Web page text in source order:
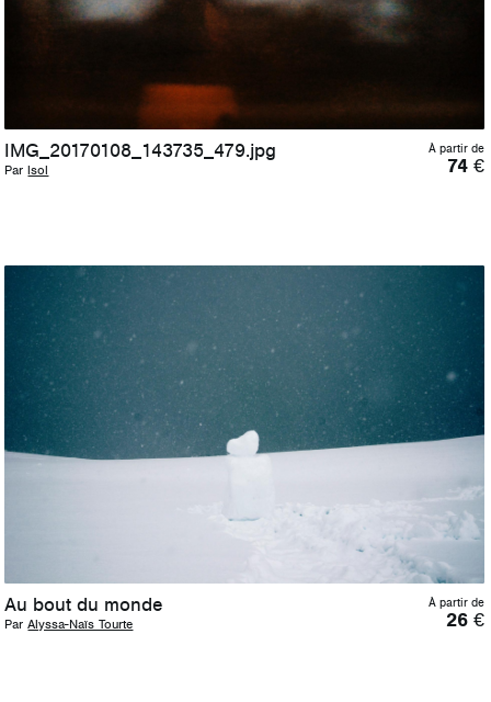
IMG_20170108_143735_479.jpg
Par lsol
À partir de
74€
Au bout du monde
Par Alyssa-Naïs Tourte
À partir de
26€